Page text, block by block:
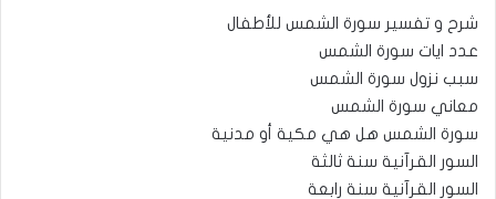
شرح و تفسير سورة الشمس للأطفال
عدد ايات سورة الشمس
سبب نزول سورة الشمس
معاني سورة الشمس
سورة الشمس هل هي مكية أو مدنية
السور القرآنية سنة ثالثة
السور القرآنية سنة رابعة